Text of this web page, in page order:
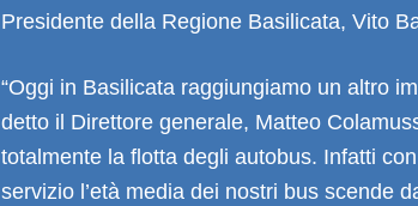
Presidente della Regione Basilicata,Vito
“Oggi in Basilicata raggiungiamo un altro
detto il Direttore generale, Matteo
totalmente la flotta degli autobus. Infatti
servizio l’età media dei nostri bus scende